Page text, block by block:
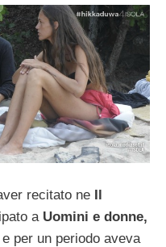
recitato ne Il
a Uomini e donne,
per un periodo aveva